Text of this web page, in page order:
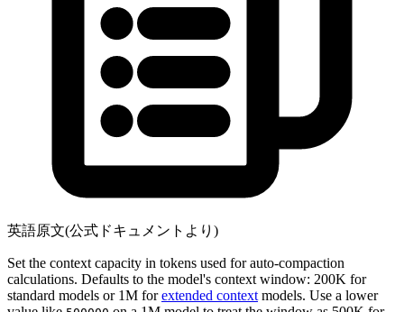
英語原文(公式ドキュメントより)
Set the context capacity in tokens used for auto-compaction
calculations. Defaults to the model's context window: 200K for
standard models or 1M forextended context models. Use a lower